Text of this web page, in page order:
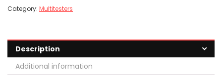
Category: Multitesters
Description
Additional information